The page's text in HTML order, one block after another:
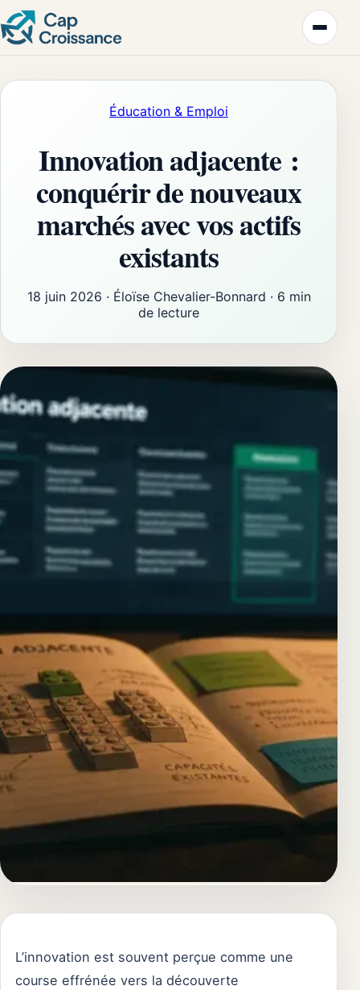
Éducation & Emploi
Innovation adjacente :
conquérir de nouveaux
marchés avec vos actifs
existants
18 juin 2026 · Éloïse Chevalier-Bonnard · 6 min
de lecture
L’innovation est souvent perçue comme une
course effrénée vers la découverte